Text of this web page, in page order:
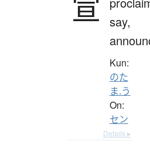
宣
say,
Kun:
のた
ま.う
On:
セン
Details ▸